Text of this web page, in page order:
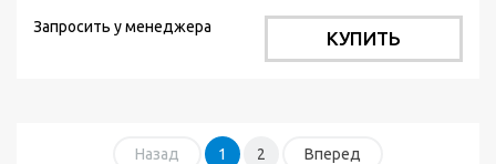
Запросить у менеджера
КУПИТЬ
Назад 1 2 Вперед